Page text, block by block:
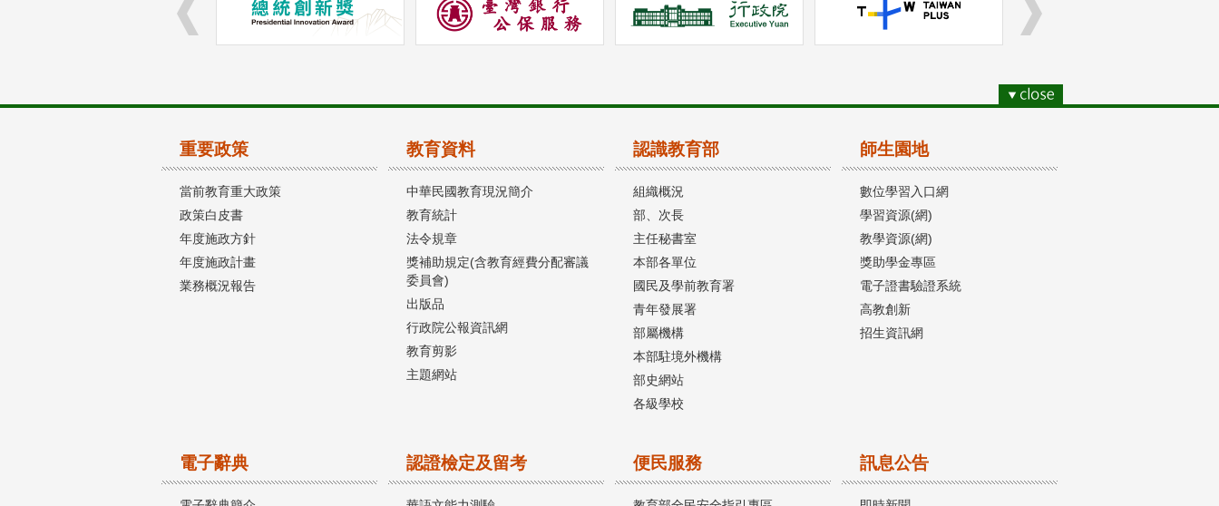
重要政策
當前教育重大政策
政策白皮書
年度施政方針
年度施政計畫
業務概況報告
教育資料
中華民國教育現況簡介
教育統計
法令規章
獎補助規定(含教育經費分配審議
委員會)
出版品
行政院公報資訊網
教育剪影
主題網站
認識教育部
組織概況
部、次長
主任秘書室
本部各單位
國民及學前教育署
青年發展署
部屬機構
本部駐境外機構
部史網站
各級學校
師生園地
數位學習入口網
學習資源(網)
教學資源(網)
獎助學金專區
電子證書驗證系統
高教創新
招生資訊網
電子辭典 認證檢定及留考 便民服務 訊息公告